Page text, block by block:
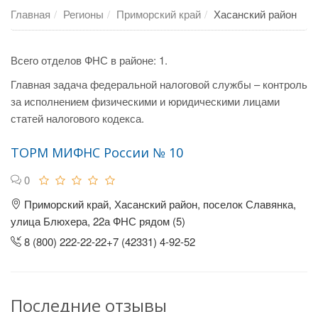
Главная Регионы Приморский край Хасанский район
Всего отделов ФНС в районе: 1.
Главная задача федеральной налоговой службы – контроль
за исполнением физическими и юридическими лицами
статей налогового кодекса.
ТОРМ МИФНС России № 10
0
Приморский край, Хасанский район, поселок Славянка,
улица Блюхера, 22а ФНС рядом (5)
8 (800) 222-22-22+7 (42331) 4-92-52
Последние отзывы